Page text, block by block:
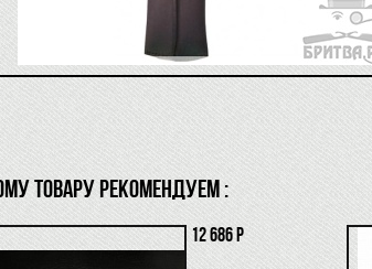
ТОВАРУ РЕКОМЕНДУЕМ :
12 686 р